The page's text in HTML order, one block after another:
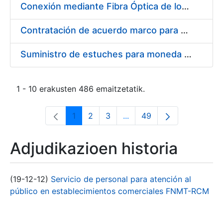
Conexión mediante Fibra Óptica de los Centros de Proceso de Datos (CPDs) de las sedes de la FNMT-RCM de Burgos y Madrid
Contratación de acuerdo marco para el Suministro de Material de Electricidad para la Fábrica Nacional de Moneda y Timbre-Real Casa de la Moneda en su centro de trabajo de Burgos
Suministro de estuches para moneda de 30 €
1 - 10 erakusten 486 emaitzetatik.
Orrialdea
1 Orrialdea
2 Orrialdea
3 ...Intermediate Pages Use
Orrialdea
49
Adjudikazioen historia
(19-12-12) Servicio de personal para atención al
público en establecimientos comerciales FNMT-RCM